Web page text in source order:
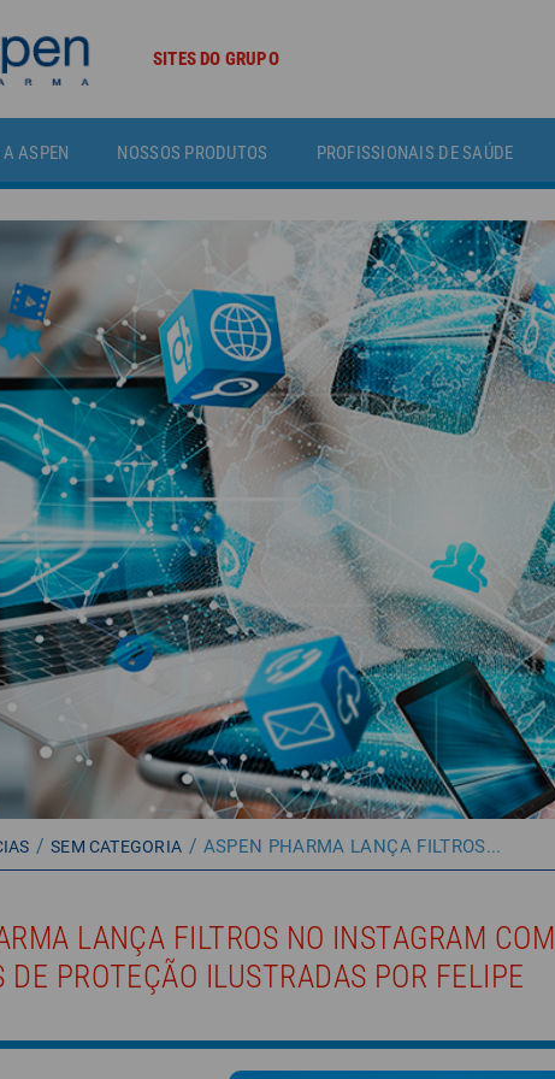
SITES DO GRUPO
ASPEN NOSSOS PRODUTOS PROFISSIONAIS DE SAÚDE
/ SEM CATEGORIA / ASPEN PHARMA LANÇA FILTROS...
LANÇA FILTROS NO INSTAGRAM COM
DE PROTEÇÃO ILUSTRADAS POR FELIPE